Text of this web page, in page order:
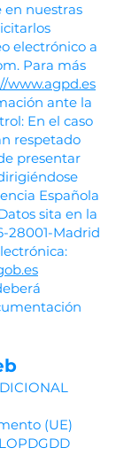
en nuestras
electrónico a
. Para más
www.agpd.es
ante la
En el caso
respetado
presentar
Española
sita en la
28001-Madrid
(UE)